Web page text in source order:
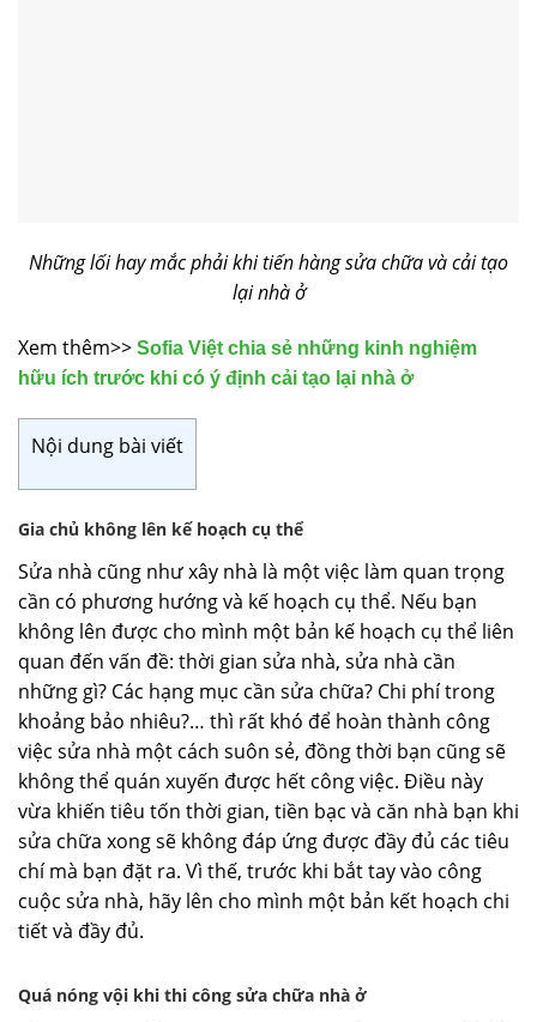
Những lối hay mắc phải khi tiến hàng sửa chữa và cải tạo
lại nhà ở
Xem thêm>> Sofia Việt chia sẻ những kinh nghiệm
hữu ích trước khi có ý định cải tạo lại nhà ở
Nội dung bài viết
Gia chủ không lên kế hoạch cụ thể
Sửa nhà cũng như xây nhà là một việc làm quan trọng
cần có phương hướng và kế hoạch cụ thể. Nếu bạn
không lên được cho mình một bản kế hoạch cụ thể liên
quan đến vấn đề: thời gian sửa nhà, sửa nhà cần
những gì? Các hạng mục cần sửa chữa? Chi phí trong
khoảng bảo nhiêu?… thì rất khó để hoàn thành công
việc sửa nhà một cách suôn sẻ, đồng thời bạn cũng sẽ
không thể quán xuyến được hết công việc. Điều này
vừa khiến tiêu tốn thời gian, tiền bạc và căn nhà bạn khi
sửa chữa xong sẽ không đáp ứng được đầy đủ các tiêu
chí mà bạn đặt ra. Vì thế, trước khi bắt tay vào công
cuộc sửa nhà, hãy lên cho mình một bản kết hoạch chi
tiết và đầy đủ.
Quá nóng vội khi thi công sửa chữa nhà ở